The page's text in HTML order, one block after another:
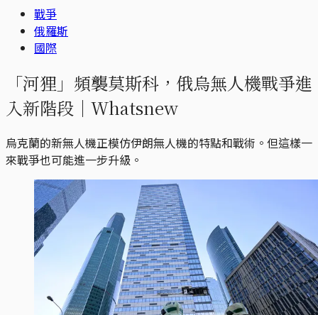
戰爭
俄羅斯
國際
「河狸」頻襲莫斯科，俄烏無人機戰爭進
入新階段｜Whatsnew
烏克蘭的新無人機正模仿伊朗無人機的特點和戰術。但這樣一
來戰爭也可能進一步升級。